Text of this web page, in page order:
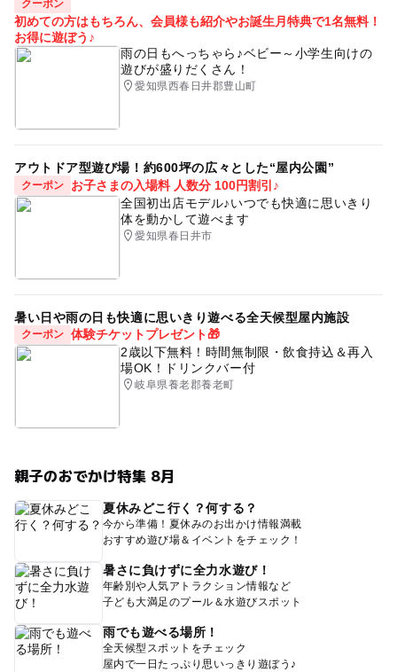
クーポン
初めての方はもちろん、会員様も紹介やお誕生月特典で1名無料！
お得に遊ぼう♪
雨の日もへっちゃら♪ベビー～小学生向けの
遊びが盛りだくさん！
愛知県西春日井郡豊山町
アウトドア型遊び場！約600坪の広々とした“屋内公園”
クーポン
お子さまの入場料 人数分 100円割引♪
全国初出店モデル♪いつでも快適に思いきり
体を動かして遊べます
愛知県春日井市
暑い日や雨の日も快適に思いきり遊べる全天候型屋内施設
クーポン 体験チケットプレゼント🎁
2歳以下無料！時間無制限・飲食持込＆再入
場OK！ドリンクバー付
岐阜県養老郡養老町
親子のおでかけ特集 8月
夏休みどこ行く？何する？
今から準備！夏休みのお出かけ情報満載
おすすめ遊び場＆イベントをチェック！
暑さに負けずに全力水遊び！
年齢別や人気アトラクション情報など
子ども大満足のプール＆水遊びスポット
雨でも遊べる場所！
全天候型スポットをチェック
屋内で一日たっぷり思いっきり遊ぼう♪